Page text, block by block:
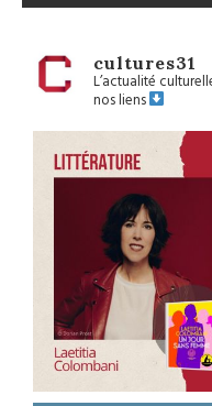
cultures31
L’actualité
nos liens